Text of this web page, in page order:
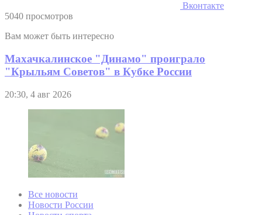
Вконтакте
5040 просмотров
Вам может быть интересно
Махачкалинское "Динамо" проиграло
"Крыльям Советов" в Кубке России
20:30, 4 авг 2026
Все новости
Новости России